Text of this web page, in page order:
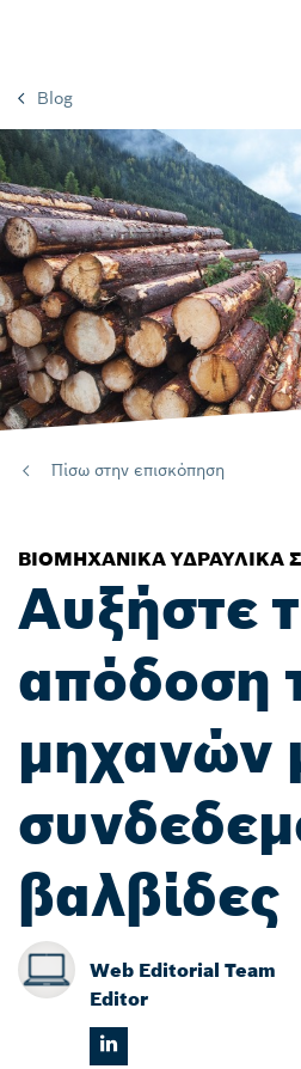
Blog
Πίσω στην επισκόπηση
ΒΙΟΜΗΧΑΝΙΚΆ ΥΔΡΑΥΛΙΚΆ
Αυξήστε
απόδοση
μηχανών
βαλβίδες
Web Editorial Team
Editor